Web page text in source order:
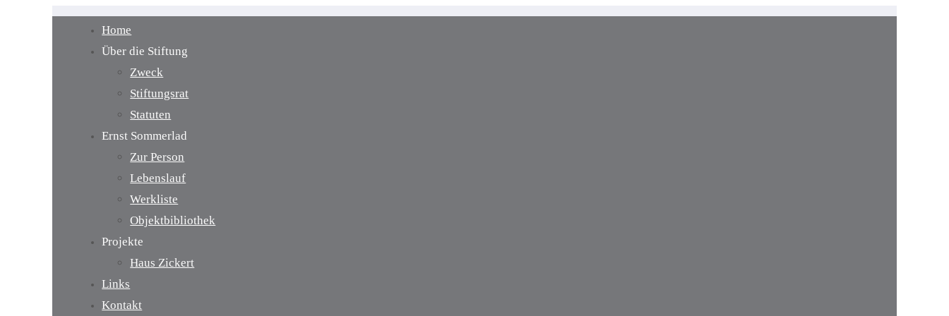
Home
Über die Stiftung
Zweck
Stiftungsrat
Statuten
Ernst Sommerlad
Zur Person
Lebenslauf
Werkliste
Objektbibliothek
Projekte
Haus Zickert
Links
Kontakt